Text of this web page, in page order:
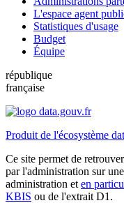
L'espace agent
Statistiques d'usage
Budget
Équipe
république
française
Produit de l'écosystème
Ce site permet de
par l'administration sur
administration et en
KBIS ou de l'extrait D1.